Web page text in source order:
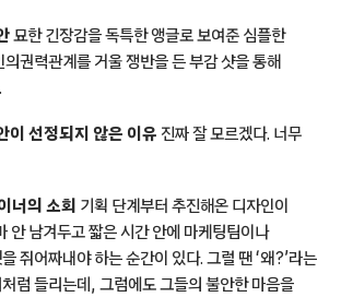
묘한 긴장감을 독특한 앵글로 보여준 심플한
권력관계를 거울 쟁반을 든 부감 샷을 통해
이 선정되지 않은 이유 진짜 잘 모르겠다. 너무
너의 소회 기획 단계부터 추진해온 디자인이
안 남겨두고 짧은 시간 안에 마케팅팀이나
쥐어짜내야 하는 순간이 있다. 그럴 땐 ‘왜?’라는
럼 들리는데, 그럼에도 그들의 불안한 마음을